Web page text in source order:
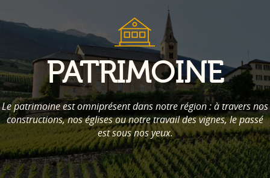
PATRIMOINE
Le patrimoine est omniprésent dans notre région : à travers nos
constructions, nos églises ou notre travail des vignes, le passé
est sous nos yeux.